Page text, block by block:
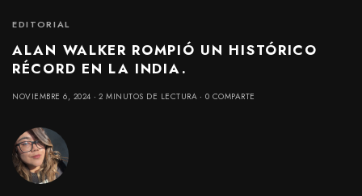
EDITORIAL
ALAN WALKER ROMPIÓ UN HISTÓRICO
RÉCORD EN LA INDIA.
NOVIEMBRE 6, 2024 2 MINUTOS DE LECTURA 0 COMPARTE